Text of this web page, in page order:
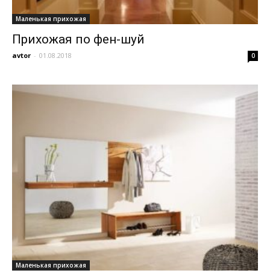
Маленькая прихожая
Прихожая по фен-шуй
avtor - 01.08.2018 0
Маленькая прихожая